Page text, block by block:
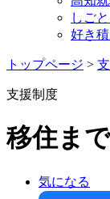
しご
好き
トップページ >
支援制度
移住ま
気になる